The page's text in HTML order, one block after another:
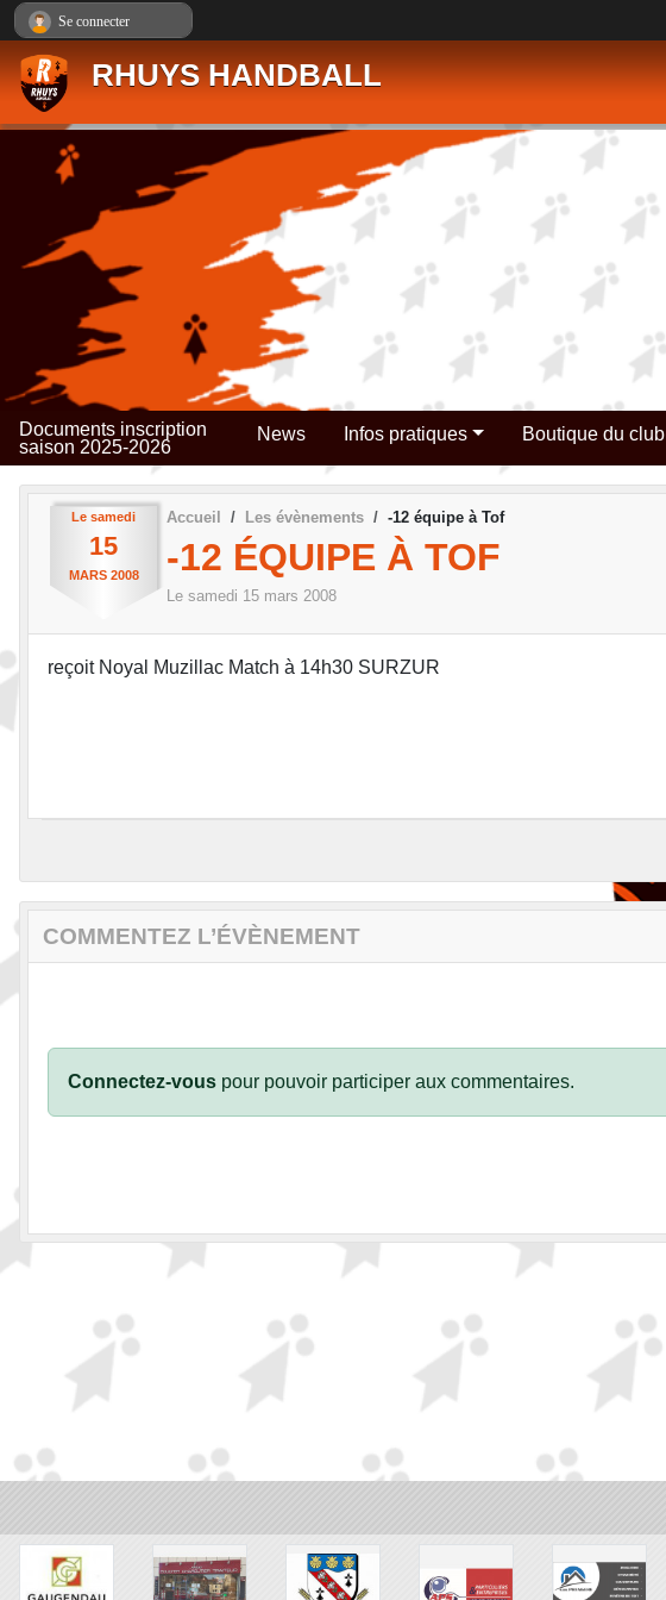
RHUYS HANDBALL
Documents inscription
saison 2025-2026
News Infos pratiques Boutique du club
Le samedi
15
MARS 2008
Accueil Les évènements -12 équipe à Tof
-12 ÉQUIPE À TOF
Le samedi 15 mars 2008
reçoit Noyal Muzillac Match à 14h30 SURZUR
COMMENTEZ L’ÉVÈNEMENT
Connectez-vous pour pouvoir participer aux commentaires.
Se connecter
Panneau de gestion des cookies